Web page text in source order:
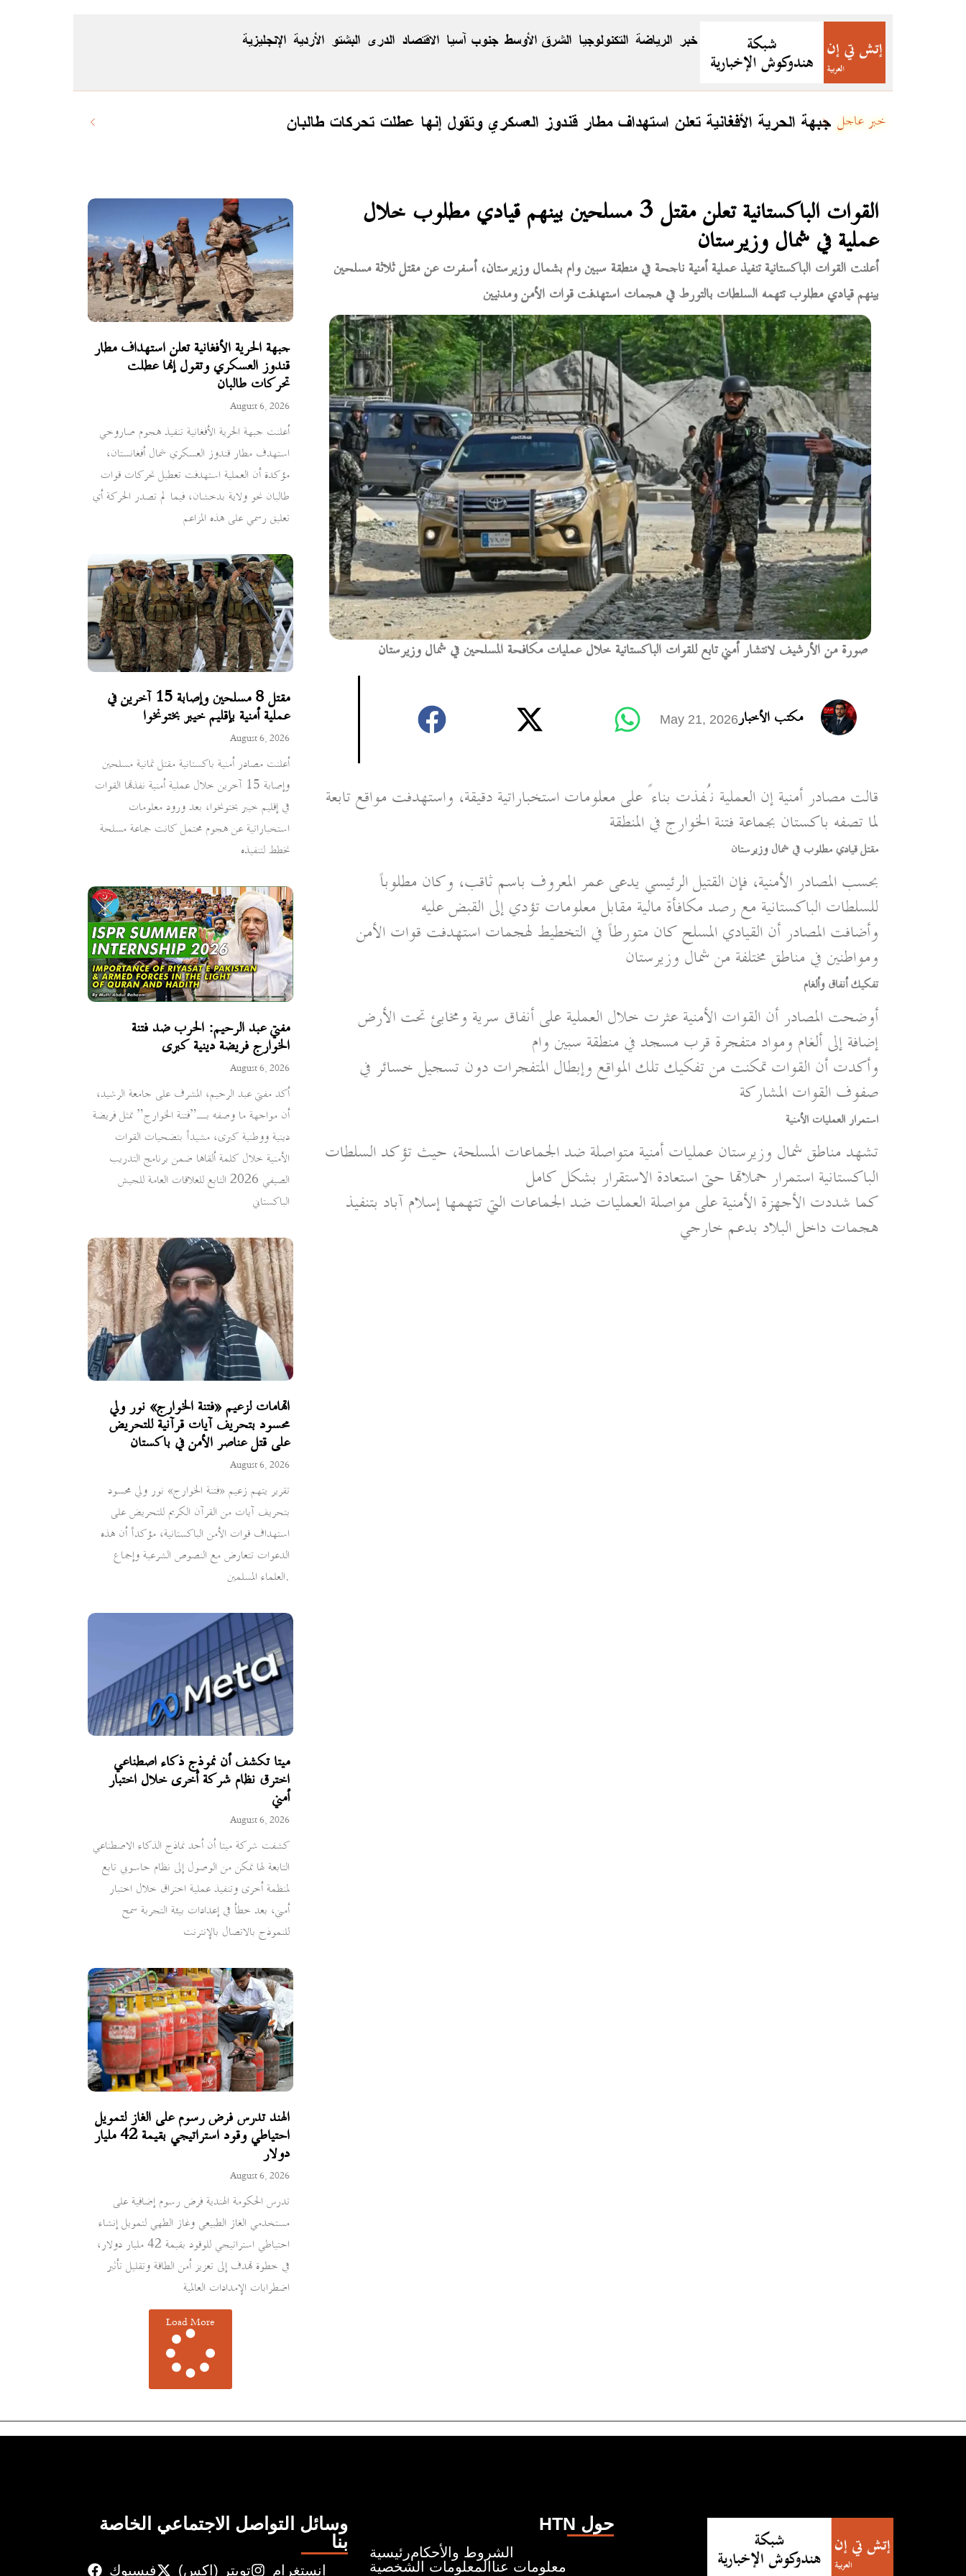
الاقتصاد جنوب آسيا الشرق الأوسط التكنولوجيا الرياضة خبر الإنجليزية الأردية البشتو الدری
جبهة الحرية الأفغانية تعلن استهداف مطار قندوز العسكري وتقول إنها عطلت تحركات طالبان خبر عاجل
جبهة الحرية الأفغانية تعلن استهداف مطار
قندوز العسكري وتقول إنها عطلت
تحركات طالبان
August 6, 2026
أعلنت جبهة الحرية الأفغانية تنفيذ هجوم صاروخي
استهدف مطار قندوز العسكري شمال أفغانستان،
مؤكدة أن العملية استهدفت تعطيل تحركات قوات
طالبان نحو ولاية بدخشان، فيما لم تصدر الحركة أي
تعليق رسمي على هذه المزاعم
مقتل 8 مسلحين وإصابة 15 آخرين في
عملية أمنية بإقليم خيبر بختونخوا
August 6, 2026
أعلنت مصادر أمنية باكستانية مقتل ثمانية مسلحين
وإصابة 15 آخرين خلال عملية أمنية نفذتها القوات
في إقليم خيبر بختونخوا، بعد ورود معلومات
استخباراتية عن هجوم محتمل كانت جماعة مسلحة
تخطط لتنفيذه
مفتي عبد الرحيم: الحرب ضد فتنة
الخوارج فريضة دينية كبرى
August 6, 2026
أكد مفتي عبد الرحيم، المشرف على جامعة الرشيد،
أن مواجهة ما وصفه بـ”فتنة الخوارج” تمثل فريضة
دينية ووطنية كبرى، مشيداً بتضحيات القوات
الأمنية خلال كلمة ألقاها ضمن برنامج التدريب
الصيفي 2026 التابع للعلاقات العامة للجيش
الباكستاني
اتهامات لزعيم «فتنة الخوارج» نور ولي
محسود بتحريف آيات قرآنية للتحريض
على قتل عناصر الأمن في باكستان
August 6, 2026
تقرير يتهم زعيم «فتنة الخوارج» نور ولي محسود
بتحريف آيات من القرآن الكريم للتحريض على
استهداف قوات الأمن الباكستانية، مؤكداً أن هذه
الدعوات تتعارض مع النصوص الشرعية وإجماع
العلماء المسلمين.
ميتا تكشف أن نموذج ذكاء اصطناعي
اخترق نظام شركة أخرى خلال اختبار
أمني
August 6, 2026
كشفت شركة ميتا أن أحد نماذج الذكاء الاصطناعي
التابعة لها تمكن من الوصول إلى نظام حاسوبي تابع
لمنظمة أخرى وتنفيذ عملية اختراق خلال اختبار
أمني، بعد خطأ في إعدادات بيئة التجربة سمح
للنموذج بالاتصال بالإنترنت
الهند تدرس فرض رسوم على الغاز لتمويل
احتياطي وقود استراتيجي بقيمة 42 مليار
دولار
August 6, 2026
تدرس الحكومة الهندية فرض رسوم إضافية على
مستخدمي الغاز الطبيعي وغاز الطهي لتمويل إنشاء
احتياطي استراتيجي للوقود بقيمة 42 مليار دولار،
في خطوة تهدف إلى تعزيز أمن الطاقة وتقليل تأثير
اضطرابات الإمدادات العالمية
Load More
القوات الباكستانية تعلن مقتل 3 مسلحين بينهم قيادي مطلوب خلال
عملية في شمال وزيرستان
أعلنت القوات الباكستانية تنفيذ عملية أمنية ناجحة في منطقة سبين وام بشمال وزيرستان، أسفرت عن مقتل ثلاثة مسلحين
بينهم قيادي مطلوب تتهمه السلطات بالتورط في هجمات استهدفت قوات الأمن ومدنيين
صورة من الأرشيف لانتشار أمني تابع للقوات الباكستانية خلال عمليات مكافحة المسلحين في شمال وزيرستان
مكتب الأخبارMay 21, 2026
قالت مصادر أمنية إن العملية نُفذت بناءً على معلومات استخباراتية دقيقة، واستهدفت مواقع تابعة
لما تصفه باكستان بجماعة فتنة الخوارج في المنطقة
مقتل قيادي مطلوب في شمال وزيرستان
بحسب المصادر الأمنية، فإن القتيل الرئيسي يدعى عمر المعروف باسم ثاقب، وكان مطلوباً
للسلطات الباكستانية مع رصد مكافأة مالية مقابل معلومات تؤدي إلى القبض عليه
وأضافت المصادر أن القيادي المسلح كان متورطاً في التخطيط لهجمات استهدفت قوات الأمن
ومواطنين في مناطق مختلفة من شمال وزيرستان
تفكيك أنفاق وألغام
أوضحت المصادر أن القوات الأمنية عثرت خلال العملية على أنفاق سرية ومخابئ تحت الأرض
إضافة إلى ألغام ومواد متفجرة قرب مسجد في منطقة سبين وام
وأكدت أن القوات تمكنت من تفكيك تلك المواقع وإبطال المتفجرات دون تسجيل خسائر في
صفوف القوات المشاركة
استمرار العمليات الأمنية
تشهد مناطق شمال وزيرستان عمليات أمنية متواصلة ضد الجماعات المسلحة، حيث تؤكد السلطات
الباكستانية استمرار حملاتها حتى استعادة الاستقرار بشكل كامل
كما شددت الأجهزة الأمنية على مواصلة العمليات ضد الجماعات التي تتهمها إسلام آباد بتنفيذ
هجمات داخل البلاد بدعم خارجي
وسائل التواصل الاجتماعي الخاصة
بنا
فيسبوك تويتر (إكس) إنستغرام
HTN حول
رئيسيةالشروط والأحكام
المعلومات الشخصية معلومات عنا